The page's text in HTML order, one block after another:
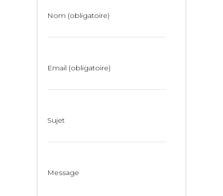
Nom (obligatoire)
Email (obligatoire)
Sujet
Message